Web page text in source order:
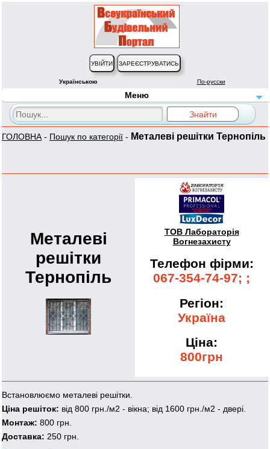
Українською По-русски
Меню
ГОЛОВНА - Пошук по категорії - Металеві решітки Тернопіль
Металеві
решітки
Тернопіль
ТОВ Лабораторія
Вогнезахисту
Телефон фірми:
067-354-74-97; ;
Регіон:
Україна
Ціна:
800грн
Встановлюємо металеві решітки.
Ціна решіток: від 800 грн./м2 - вікна; від 1600 грн./м2 - двері.
Монтаж: 800 грн.
Доставка: 250 грн.